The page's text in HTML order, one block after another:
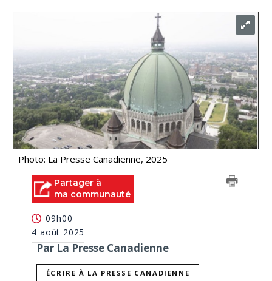
Photo: La Presse Canadienne, 2025
Partager à
ma communauté
09h00
4 août 2025
Par La Presse Canadienne
ÉCRIRE À LA PRESSE CANADIENNE